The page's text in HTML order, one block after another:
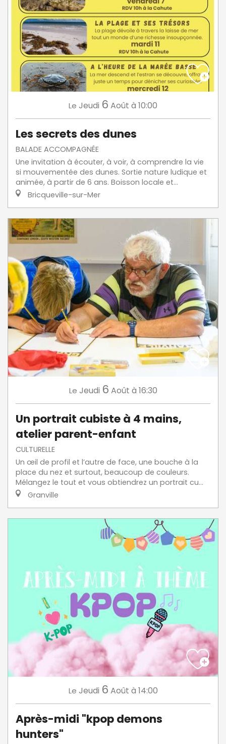
Le Jeudi 6 Août à 10:00
Les secrets des dunes
BALADE ACCOMPAGNÉE
Une invitation à écouter, à voir, à comprendre la vie
si mouvementée des dunes. Sortie nature ludique et
animée, à partir de 6 ans. Boisson locale et...
Bricqueville-sur-Mer
Le Jeudi 6 Août à 16:30
Un portrait cubiste à 4 mains,
atelier parent-enfant
CULTURELLE
Un œil de profil et l’autre de face, une bouche à la
place du nez et surtout, beaucoup de couleurs.
Mélangez le tout et vous obtiendrez un portrait cu...
Granville
Le Jeudi 6 Août à 14:00
Après-midi "kpop demons
hunters"